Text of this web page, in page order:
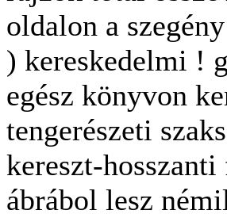
oldalon a
) kereskedelmi !
egész könyvon
tengerészeti
kereszt-
ábrábol lesz